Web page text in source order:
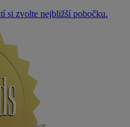
si zvolte nejbližší pobočku.